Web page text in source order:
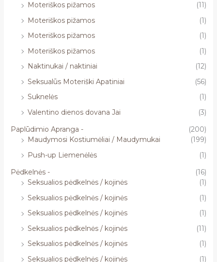
Moteriškos pižamos
(11)
Moteriškos pižamos
(1)
Moteriškos pižamos
(1)
Moteriškos pižamos
(1)
Naktinukai / naktiniai
(12)
Seksualūs Moteriški Apatiniai
(56)
Suknelės
(1)
Valentino dienos dovana Jai
(3)
Paplūdimio Apranga -
(200)
Maudymosi Kostiumėliai / Maudymukai
(199)
Push-up Liemenėlės
(1)
Pėdkelnės -
(16)
Seksualios pėdkelnės / kojinės
(1)
Seksualios pėdkelnės / kojinės
(1)
Seksualios pėdkelnės / kojinės
(1)
Seksualios pėdkelnės / kojinės
(11)
Seksualios pėdkelnės / kojinės
(1)
Seksualios pėdkelnės / kojinės
(1)